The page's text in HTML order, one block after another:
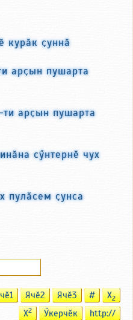
курӑк ҫуннӑ
арҫын пушарта
арҫын пушарта
сӳнтернӗ чух
пулӑсем ҫунса
Ячӗ2 Ячӗ3 # X2
X2 Ӳкерчӗк http://